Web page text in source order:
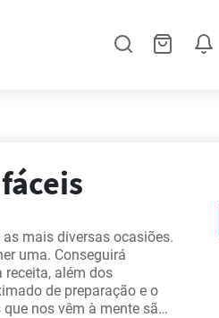
mais diversas ocasiões.
uma. Conseguirá
receita, além dos
de preparação e o
nos vêm à mente são